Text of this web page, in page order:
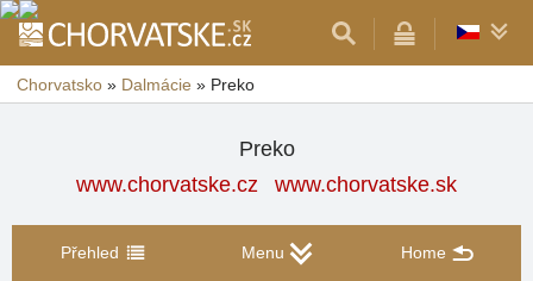
Chorvatsko » Dalmácie » Preko
Preko
www.chorvatske.cz
www.chorvatske.sk
Přehled Menu Home